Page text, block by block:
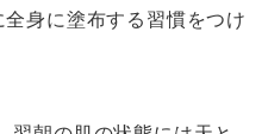
身に塗布する習慣をつけ